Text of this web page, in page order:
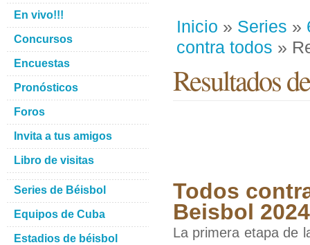
Inicio » Series »
contra todos »
Resultados
Todos
Beisbol 2024
La primera etapa de
En vivo!!!
Concursos
Encuestas
Pronósticos
Foros
Invita a tus amigos
Libro de visitas
Series de Béisbol
Equipos de Cuba
Estadios de béisbol